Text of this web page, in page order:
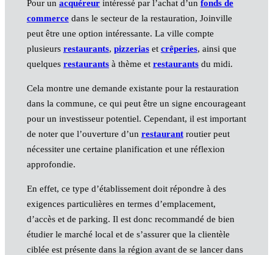
Pour un acquéreurintéressé par l’achat d’un fonds de
commercedans le secteur de la restauration, Joinville
peut être une option intéressante. La ville compte
plusieurs restaurants, pizzeriaset crêperies, ainsi que
quelques restaurantsà thème et restaurantsdu midi.
Cela montre une demande existante pour la restauration
dans la commune, ce qui peut être un signe encourageant
pour un investisseur potentiel. Cependant, il est important
de noter que l’ouverture d’un restaurantroutier peut
nécessiter une certaine planification et une réflexion
approfondie.
En effet, ce type d’établissement doit répondre à des
exigences particulières en termes d’emplacement,
d’accès et de parking. Il est donc recommandé de bien
étudier le marché local et de s’assurer que la clientèle
ciblée est présente dans la région avant de se lancer dans